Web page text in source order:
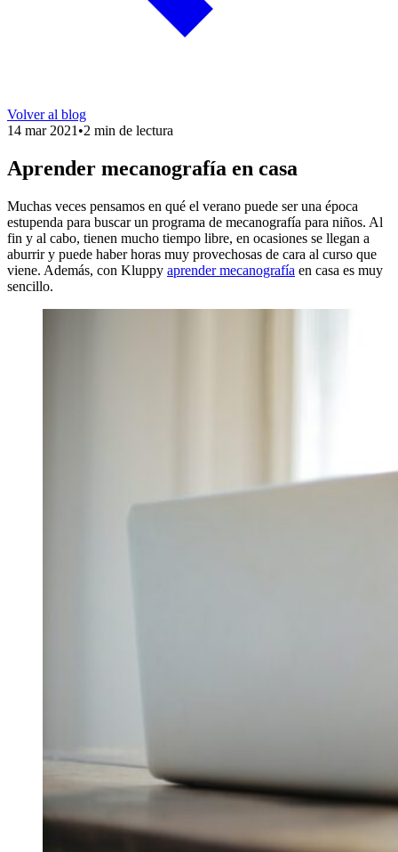
Volver al blog
14 mar 2021 •2 min de lectura
Aprender mecanografía en casa
Muchas veces pensamos en qué el verano puede ser una época
estupenda para buscar un programa de mecanografía para niños. Al
fin y al cabo, tienen mucho tiempo libre, en ocasiones se llegan a
aburrir y puede haber horas muy provechosas de cara al curso que
viene. Además, con Kluppy aprender mecanografía en casa es muy
sencillo.